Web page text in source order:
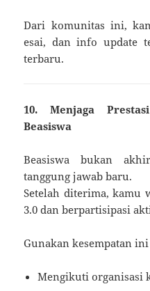
Dari komunitas ini,
esai, dan info update
terbaru.
10. Menjaga
Beasiswa
Beasiswa bukan
tanggung jawab baru.
Setelah diterima, kamu
3.0 dan berpartisipasi
Gunakan kesempatan
Mengikuti organisasi